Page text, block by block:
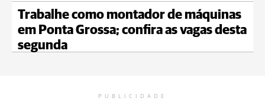
Trabalhe como montador de máquinas
em Ponta Grossa; confira as vagas desta
segunda
PUBLICIDADE